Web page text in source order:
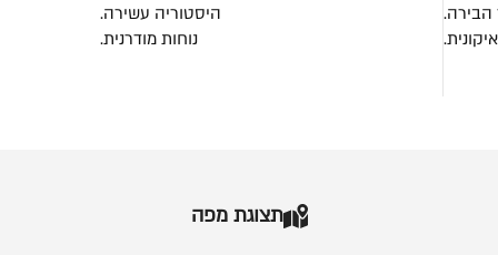
הבירה.
היסטוריה עשירה.
נוחות מודרנית.
תצוגת מפה